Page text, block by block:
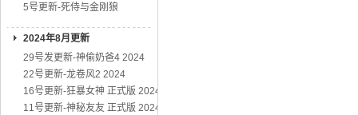
5号更新-死侍与金刚狼
2024年8月更新
29号发更新-神偷奶爸4 2024
22号更新-龙卷风2 2024
16号更新-狂暴女神 正式版 2024
11号更新-神秘友友 正式版 2024